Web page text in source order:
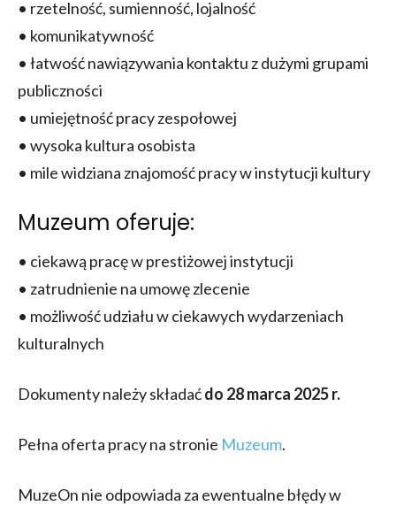
• rzetelność, sumienność, lojalność
• komunikatywność
• łatwość nawiązywania kontaktu z dużymi grupami
publiczności
• umiejętność pracy zespołowej
• wysoka kultura osobista
• mile widziana znajomość pracy w instytucji kultury
Muzeum oferuje:
• ciekawą pracę w prestiżowej instytucji
• zatrudnienie na umowę zlecenie
• możliwość udziału w ciekawych wydarzeniach
kulturalnych
Dokumenty należy składaćdo 28 marca 2025 r.
Pełna oferta pracy na stronie Muzeum.
MuzeOn nie odpowiada za ewentualne błędy w